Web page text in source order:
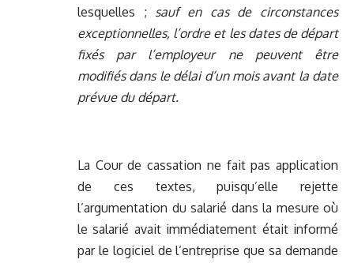
lesquelles ; sauf en cas de circonstances
exceptionnelles, l’ordre et les dates de départ
fixés par l’employeur ne peuvent être
modifiés dans le délai d’un mois avant la date
prévue du départ.
La Cour de cassation ne fait pas application
de ces textes, puisqu’elle rejette
l’argumentation du salarié dans la mesure où
le salarié avait immédiatement était informé
par le logiciel de l’entreprise que sa demande